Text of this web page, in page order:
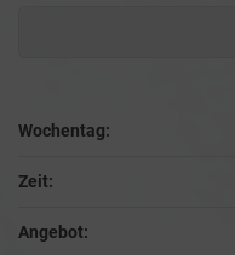
Wochentag:
Zeit:
Angebot: